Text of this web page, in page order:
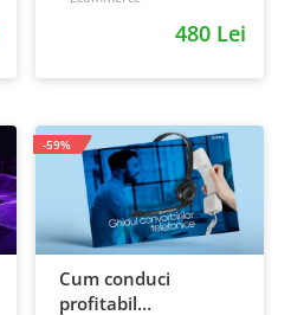
strategia de business
480 Lei
Cum conduci
profitabil
-59%